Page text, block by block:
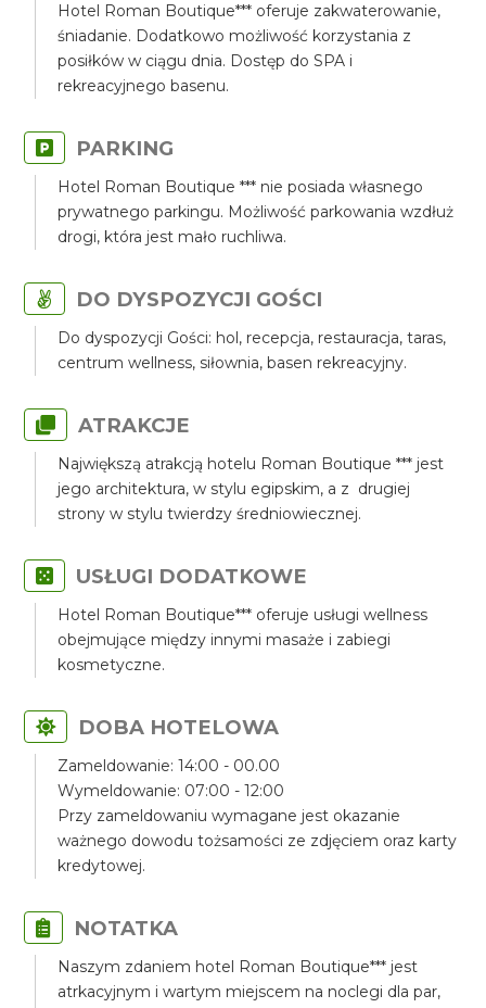
Hotel Roman Boutique*** oferuje zakwaterowanie,
śniadanie. Dodatkowo możliwość korzystania z
posiłków w ciągu dnia. Dostęp do SPA i
rekreacyjnego basenu.
PARKING
Hotel Roman Boutique *** nie posiada własnego
prywatnego parkingu. Możliwość parkowania wzdłuż
drogi, która jest mało ruchliwa.
DO DYSPOZYCJI GOŚCI
Do dyspozycji Gości: hol, recepcja, restauracja, taras,
centrum wellness, siłownia, basen rekreacyjny.
ATRAKCJE
Największą atrakcją hotelu Roman Boutique *** jest
jego architektura, w stylu egipskim, a z drugiej
strony w stylu twierdzy średniowiecznej.
USŁUGI DODATKOWE
Hotel Roman Boutique*** oferuje usługi wellness
obejmujące między innymi masaże i zabiegi
kosmetyczne.
DOBA HOTELOWA
Zameldowanie: 14:00 - 00.00
Wymeldowanie: 07:00 - 12:00
Przy zameldowaniu wymagane jest okazanie
ważnego dowodu tożsamości ze zdjęciem oraz karty
kredytowej.
NOTATKA
Naszym zdaniem hotel Roman Boutique*** jest
atrkacyjnym i wartym miejscem na noclegi dla par,